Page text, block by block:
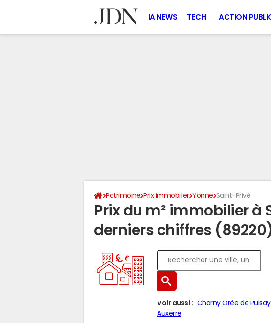
IA NEWS TECH ACTION
Patrimoine Prix immobilier Yonne Saint-Privé
Prix du m² immobilier à
derniers chiffres
Voir aussi : Charny Orée de
Auxerre